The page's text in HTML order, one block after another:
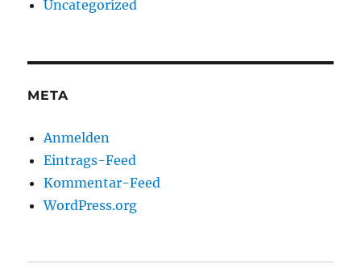
Uncategorized
META
Anmelden
Eintrags-Feed
Kommentar-Feed
WordPress.org